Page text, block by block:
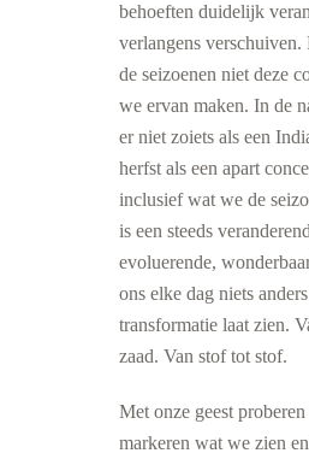
behoeften duidelijk
verlangens
de seizoenen niet deze
we ervan maken. In de
er niet zoiets als een
herfst als een apart
inclusief wat we de
is een steeds
evoluerende,
ons elke dag niets
transformatie laat zien.
zaad. Van stof tot stof.
Met onze geest
markeren wat we zien